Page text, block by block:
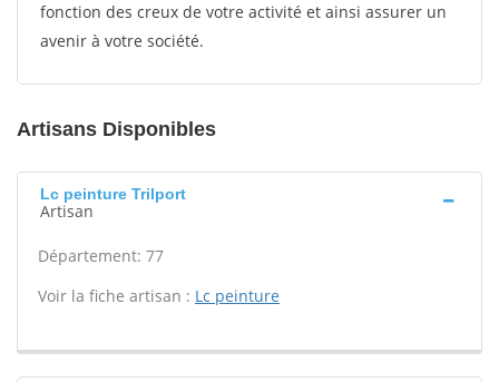
fonction des creux de votre activité et ainsi assurer un
avenir à votre société.
Artisans Disponibles
Lc peinture Trilport
Artisan
Département: 77
Voir la fiche artisan : Lc peinture